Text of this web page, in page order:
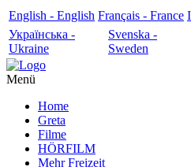
English - English Français - France
Українська -
Ukraine
Svenska -
Sweden
Menü
Home
Greta
Filme
HÖRFILM
Mehr Freizeit